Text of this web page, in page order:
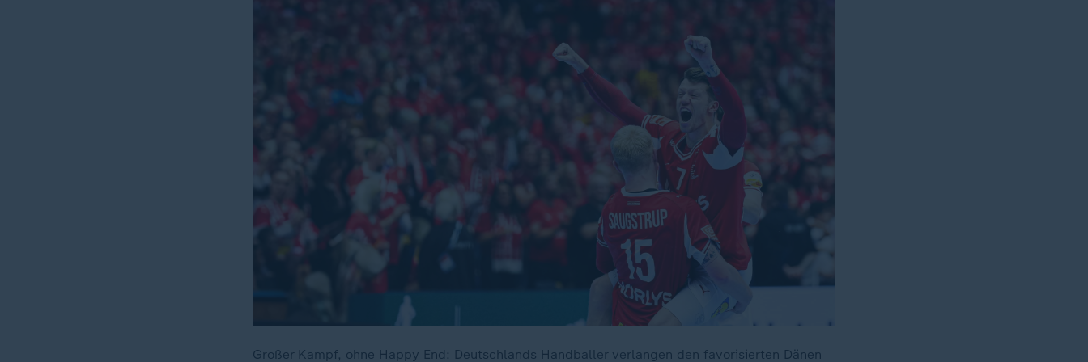
Großer Kampf, ohne Happy End: Deutschlands Handballer verlangen den favorisierten Dänen